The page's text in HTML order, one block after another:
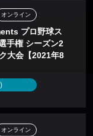
プロ野球ス
手権 シーズン2
大会【2021年8
オンライン
オンライン